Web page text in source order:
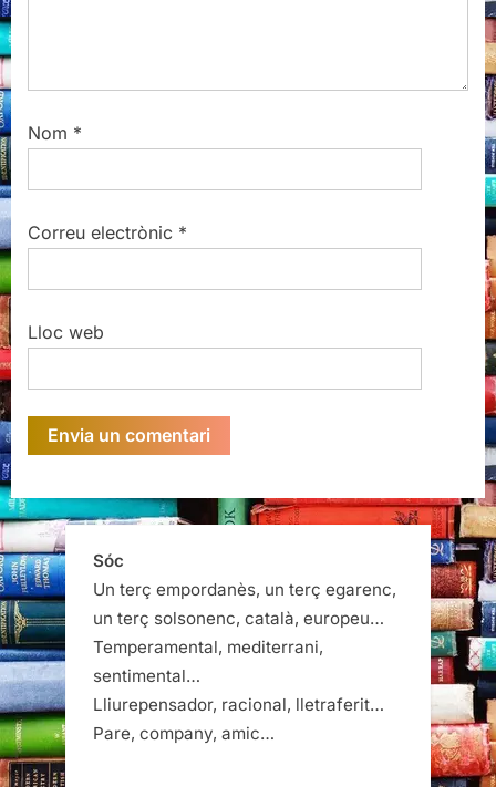
Nom *
Correu electrònic *
Lloc web
Sóc
Un terç empordanès, un terç egarenc,
un terç solsonenc, català, europeu…
Temperamental, mediterrani,
sentimental…
Lliurepensador, racional, lletraferit…
Pare, company, amic…